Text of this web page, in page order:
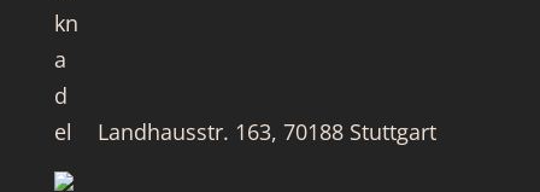
Landhausstr. 163, 70188 Stuttgart